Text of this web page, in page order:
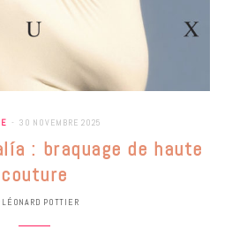
30 NOVEMBRE 2025
: braquage de haute
couture
LÉONARD POTTIER